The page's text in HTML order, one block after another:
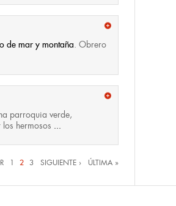
de mar y montaña. Obrero
parroquia verde,
hermosos ...
1 2 3 SIGUIENTE › ÚLTIMA »